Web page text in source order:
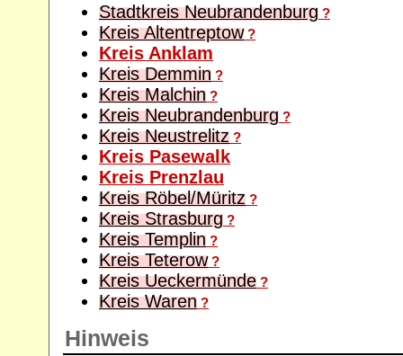
Stadtkreis Neubrandenburg ?
Kreis Altentreptow?
Kreis Anklam
Kreis Demmin ?
Kreis Malchin ?
Kreis Neubrandenburg ?
Kreis Neustrelitz ?
Kreis Pasewalk
Kreis Prenzlau
Kreis Röbel/Müritz ?
Kreis Strasburg ?
Kreis Templin ?
Kreis Teterow?
Kreis Ueckermünde ?
Kreis Waren ?
Hinweis